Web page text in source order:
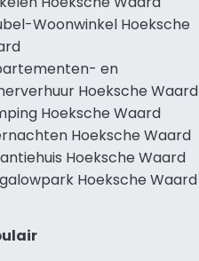
Woonwinkel Hoeksche
en
Hoeksche Waard
Hoeksche Waard
Hoeksche Waard
Hoeksche Waard
Hoeksche Waard